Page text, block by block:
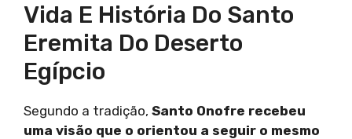
Vida E História Do Santo
Eremita Do Deserto
Egípcio
Segundo a tradição, Santo Onofre recebeu
uma visão que o orientou a seguir o mesmo